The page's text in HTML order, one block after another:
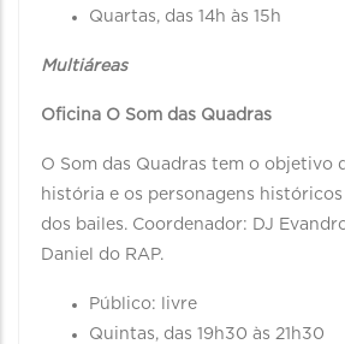
Quartas, das 14h às 15h
Multiáreas
Oficina O Som das Quadras
O Som das Quadras tem o objetivo
história e os personagens
dos bailes. Coordenador: DJ
Daniel do RAP.
Público: livre
Quintas, das 19h30 às 21h30